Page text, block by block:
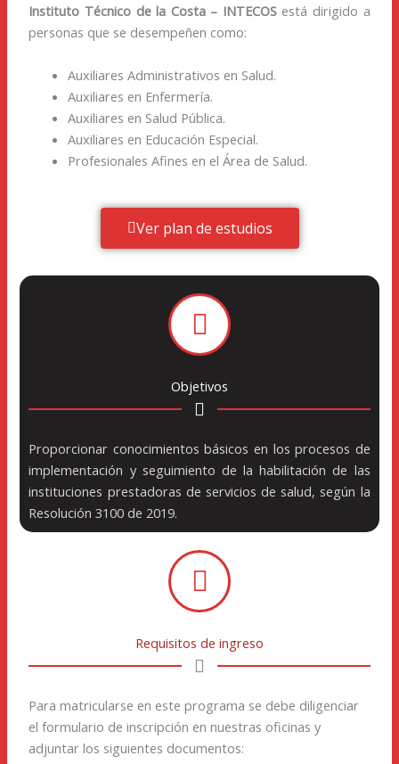
Instituto Técnico de la Costa – INTECOSestá dirigido a
personas que se desempeñen como:
Auxiliares Administrativos en Salud.
Auxiliares en Enfermería.
Auxiliares en Salud Pública.
Auxiliares en Educación Especial.
Profesionales Afines en el Área de Salud.
Ver plan de estudios
Objetivos
Proporcionar conocimientos básicos en los procesos de
implementación y seguimiento de la habilitación de las
instituciones prestadoras de servicios de salud, según la
Resolución 3100 de 2019.
Requisitos de ingreso
Para matricularse en este programa se debe diligenciar
el formulario de inscripción en nuestras oficinas y
adjuntar los siguientes documentos: